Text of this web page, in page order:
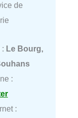
de
Le Bourg,
:
: